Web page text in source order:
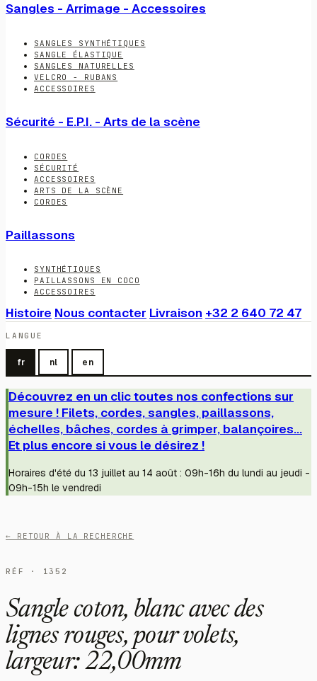
Sangles - Arrimage - Accessoires
SANGLES SYNTHÉTIQUES
SANGLE ÉLASTIQUE
SANGLES NATURELLES
VELCRO - RUBANS
ACCESSOIRES
Sécurité - E.P.I. - Arts de la scène
CORDES
SÉCURITÉ
ACCESSOIRES
ARTS DE LA SCÈNE
CORDES
Paillassons
SYNTHÉTIQUES
PAILLASSONS EN COCO
ACCESSOIRES
Histoire Nous contacter Livraison +32 2 640 72 47
LANGUE
fr nl en
Découvrez en un clic toutes nos confections sur
mesure ! Filets, cordes, sangles, paillassons,
échelles, bâches, cordes à grimper, balançoires...
Et plus encore si vous le désirez !
Horaires d'été du 13 juillet au 14 août : 09h-16h du lundi au jeudi -
09h-15h le vendredi
← RETOUR À LA RECHERCHE
RÉF · 1352
Sangle coton, blanc avec des
lignes rouges, pour volets,
largeur: 22,00mm